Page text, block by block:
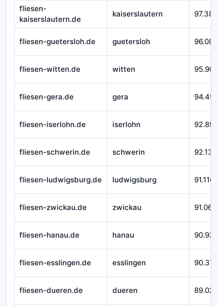
fliesen-
kaiserslautern.de
kaiserslautern 97.382
fliesen-guetersloh.de guetersloh 96.085
fliesen-witten.de witten
fliesen-gera.de gera
fliesen-iserlohn.de iserlohn
fliesen-schwerin.de schwerin 92.138
fliesen-ludwigsburg.de ludwigsburg 91.116
fliesen-zwickau.de zwickau 91.066
fliesen-hanau.de hanau
fliesen-esslingen.de esslingen
fliesen-dueren.de dueren